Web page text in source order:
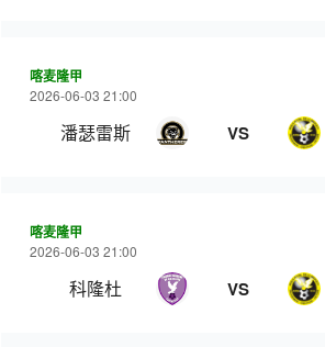
喀麦隆甲
2026-06-03 21:00
潘瑟雷斯 VS
喀麦隆甲
2026-06-03 21:00
科隆杜 VS